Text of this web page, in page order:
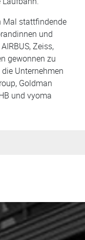
Mal stattfindende
und
Zeiss,
gewonnen zu
Unternehmen
Goldman
und vyoma